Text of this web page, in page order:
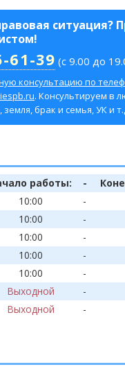
ситуация?
61-39 (с 9.00 до
консультацию по
. Консультируем в
брак и семья, УК и
работы: -
10:00
-
10:00
-
10:00
-
10:00
-
10:00
-
Выходной
-
Выходной -